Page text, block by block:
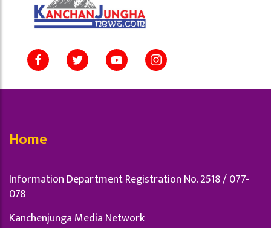
Home
Information Department Registration No. 2518 / 077-
078
Kanchenjunga Media Network